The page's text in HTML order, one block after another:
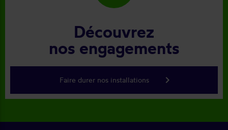
Découvrez
nos engagements
Faire durer nos installations keyboard_arrow_right